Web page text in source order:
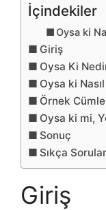
İçindekiler
Oysa ki
Giriş
Oysa Ki
Oysa ki Nasıl
Örnek
Oysa ki mi,
Sonuç
Sıkça
Giriş